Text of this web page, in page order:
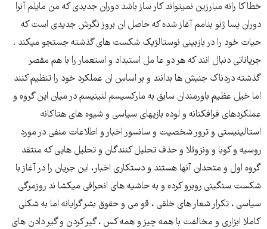
خطا کا رانه مبارزین نمیتواند کار ساز باشد دوران جدیدی که من مایلم آنرا
دوران پسا ژنو بنامم آغاز شده که حاصل ان بروز نگرش جدیدی است که
حیات خود را در بازبینی نوستالژیک شکست های گذشته جستجو میکند .
جریاناتی دنبال انند که هر دو عا مل استبداد و استعمار را با هم مقصر
گذشته دردناک جنبش ها بدانند و بر اساس ان عملکرد خود را تنظیم کنند
اما خیل عظیم باورمندان سابق به مارکسیسم لنینیسم در میان این گروه و
عملکردهای فرافکنانه و لوده بازیهای سیاسی و شیوه های هتاکانه
استالینیستی و ترور شخصیت و سانسور اخبار و اطلاعات منفی در مورد
روسیه و کوبا و ونزوئلا و حذف تحلیل کنندگان و تحلیل هایی که منتقد
گروه اول و متحدان آنها هستند و دستکاری اخبار، این جریان را در آغاز با
شکست سنگینی روبرو کرده و به حاشیه های انحرافی میکشا ند روزمرگی
سیاسی ، تکرار شعار های خلقی ، قو می و حقوق بشر گرایانه اما به شکلی
کاملا ابزاری و مخالفت با همه چیز و همه کس ، گیر کردن و گیر دادن های